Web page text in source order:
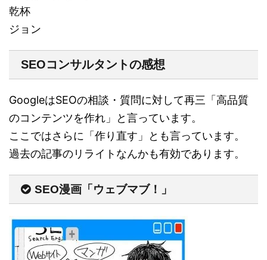
乾杯
ジョン
SEOコンサルタントの感想
GoogleはSEOの相談・質問に対して再三「高品質
のコンテンツを作れ」と言っています。
ここではさらに「作り直す」とも言っています。
過去の記事のリライトなんかも有効であります。
SEO漫画「ウェブマブ！」